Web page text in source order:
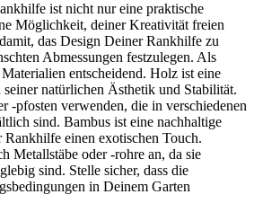
ist nicht nur eine praktische
Möglichkeit, deiner Kreativität freien
das Design Deiner Rankhilfe zu
Abmessungen festzulegen. Als
entscheidend. Holz ist eine
natürlichen Ästhetik und Stabilität.
-pfosten verwenden, die in verschiedenen
sind. Bambus ist eine nachhaltige
einen exotischen Touch.
Metallstäbe oder -rohre an, da sie
sind. Stelle sicher, dass die
in Deinem Garten